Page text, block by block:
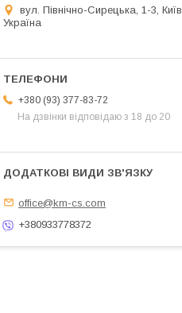
вул. Північно-Сирецька, 1-3, Київ,
Україна
+380 (93) 377-83-72
На дзвінки відповідаю з 18 до 20
office@km-cs.com
+380933778372